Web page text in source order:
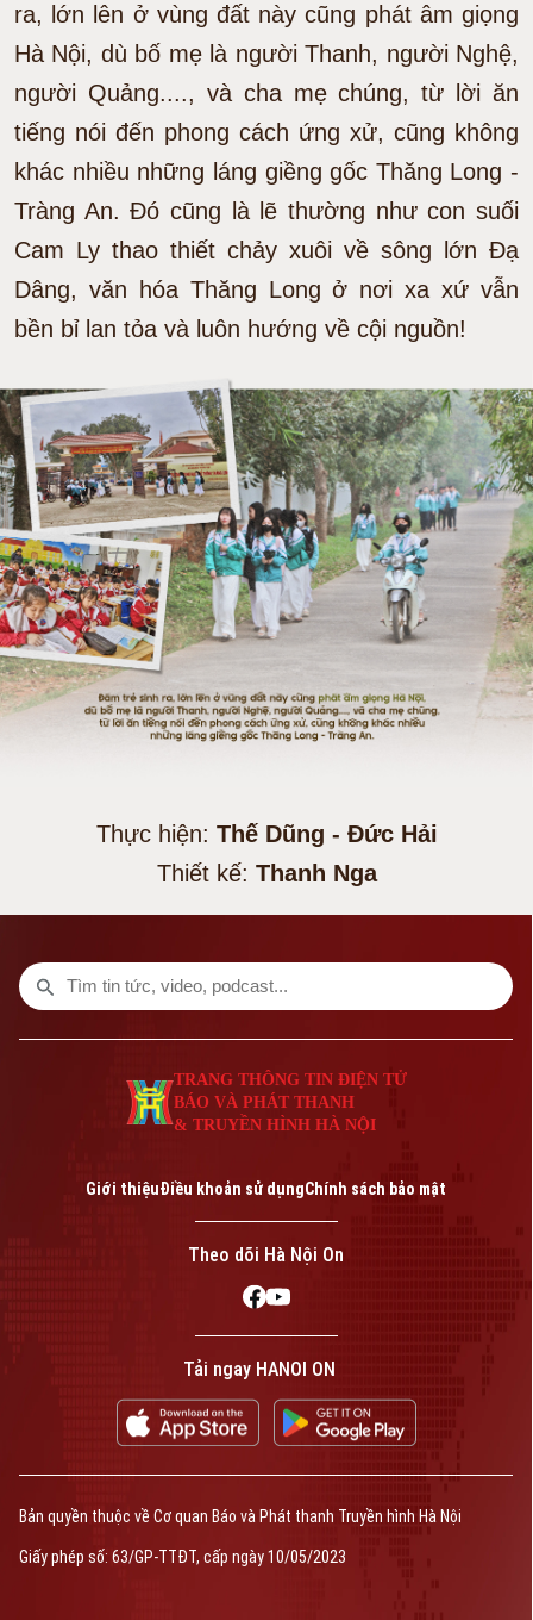
ra, lớn lên ở vùng đất này cũng phát âm giọng
Hà Nội, dù bố mẹ là người Thanh, người Nghệ,
người Quảng...., và cha mẹ chúng, từ lời ăn
tiếng nói đến phong cách ứng xử, cũng không
khác nhiều những láng giềng gốc Thăng Long -
Tràng An. Đó cũng là lẽ thường như con suối
Cam Ly thao thiết chảy xuôi về sông lớn Đạ
Dâng, văn hóa Thăng Long ở nơi xa xứ vẫn
bền bỉ lan tỏa và luôn hướng về cội nguồn!
Thực hiện: Thế Dũng - Đức Hải
Thiết kế: Thanh Nga
TRANG THÔNG TIN ĐIỆN TỬ
BÁO VÀ PHÁT THANH
& TRUYỀN HÌNH HÀ NỘI
Giới thiệuĐiều khoản sử dụngChính sách bảo mật
Theo dõi Hà Nội On
Tải ngay HANOI ON
Bản quyền thuộc về Cơ quan Báo và Phát thanh Truyền hình Hà Nội
Giấy phép số: 63/GP-TTĐT, cấp ngày 10/05/2023